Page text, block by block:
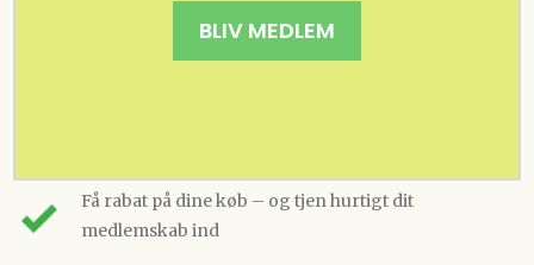
BLIV MEDLEM
Få rabat på dine køb – og tjen hurtigt dit
medlemskab ind